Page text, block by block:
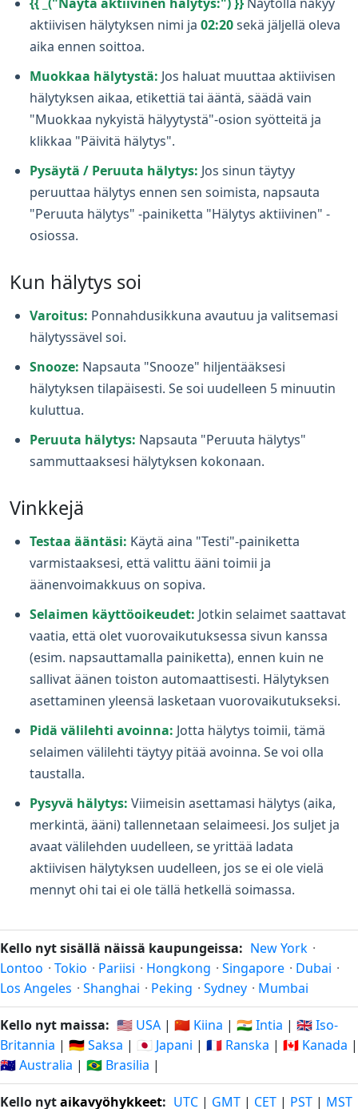
aktiivisen hälytyksen nimi ja 02:20sekä jäljellä oleva
aika ennen soittoa.
Muokkaa hälytystä: Jos haluat muuttaa aktiivisen
hälytyksen aikaa, etikettiä tai ääntä, säädä vain
"Muokkaa nykyistä hälyytystä"-osion syötteitä ja
klikkaa "Päivitä hälytys".
Pysäytä / Peruuta hälytys: Jos sinun täytyy
peruuttaa hälytys ennen sen soimista, napsauta
"Peruuta hälytys" -painiketta "Hälytys aktiivinen" -
osiossa.
Kun hälytys soi
Varoitus: Ponnahdusikkuna avautuu ja valitsemasi
hälytyssävel soi.
Snooze: Napsauta "Snooze" hiljentääksesi
hälytyksen tilapäisesti. Se soi uudelleen 5 minuutin
kuluttua.
Peruuta hälytys: Napsauta "Peruuta hälytys"
sammuttaaksesi hälytyksen kokonaan.
Vinkkejä
Testaa ääntäsi: Käytä aina "Testi"-painiketta
varmistaaksesi, että valittu ääni toimii ja
äänenvoimakkuus on sopiva.
Selaimen käyttöoikeudet: Jotkin selaimet saattavat
vaatia, että olet vuorovaikutuksessa sivun kanssa
(esim. napsauttamalla painiketta), ennen kuin ne
sallivat äänen toiston automaattisesti. Hälytyksen
asettaminen yleensä lasketaan vuorovaikutukseksi.
Pidä välilehti avoinna: Jotta hälytys toimii, tämä
selaimen välilehti täytyy pitää avoinna. Se voi olla
taustalla.
Pysyvä hälytys: Viimeisin asettamasi hälytys (aika,
merkintä, ääni) tallennetaan selaimeesi. Jos suljet ja
avaat välilehden uudelleen, se yrittää ladata
aktiivisen hälytyksen uudelleen, jos se ei ole vielä
mennyt ohi tai ei ole tällä hetkellä soimassa.
Kello nyt sisällä näissä kaupungeissa: New York ·
Lontoo · Tokio · Pariisi · Hongkong · Singapore · Dubai ·
Los Angeles · Shanghai · Peking · Sydney · Mumbai
Kello nyt maissa: 🇺🇸 USA | 🇨🇳 Kiina | 🇮🇳 Intia | 🇬🇧 Iso-
Britannia | 🇩🇪 Saksa | 🇯🇵 Japani | 🇫🇷 Ranska | 🇨🇦 Kanada |
🇦🇺 Australia | 🇧🇷 Brasilia |
Kello nytaikavyöhykkeet: UTC | GMT | CET | PST | MST